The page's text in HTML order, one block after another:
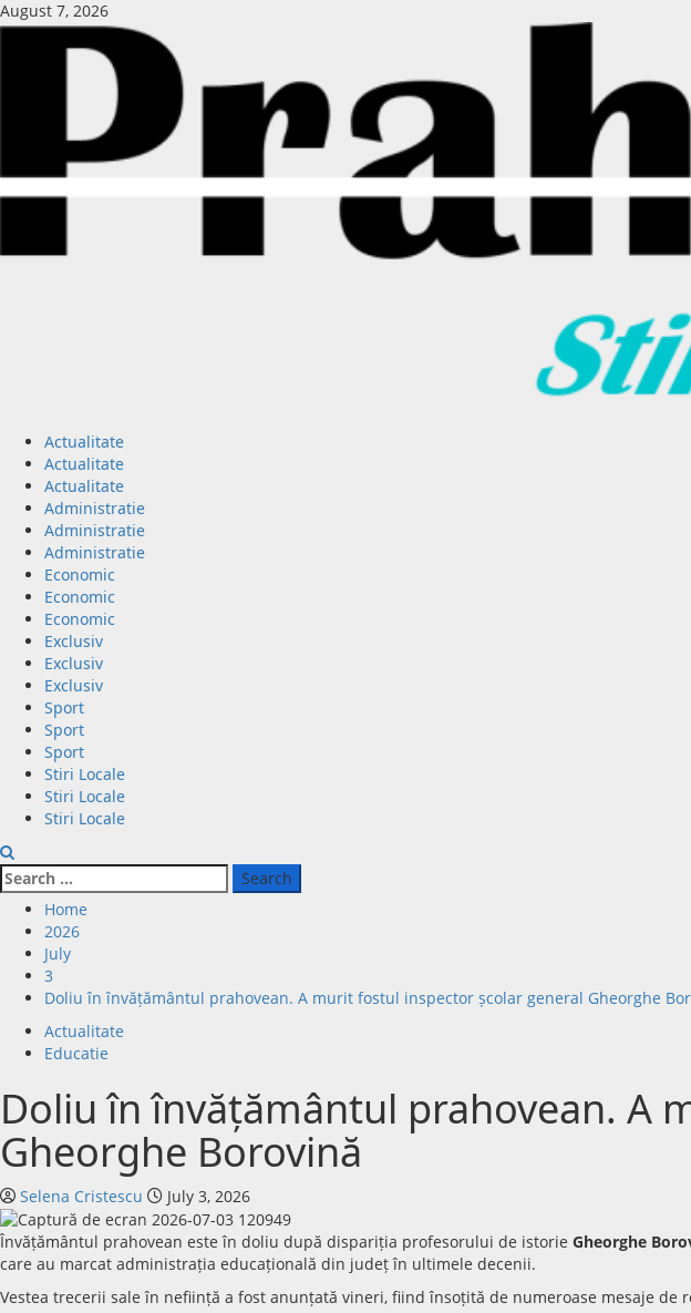
August 7, 2026
Actualitate
Actualitate
Actualitate
Administratie
Administratie
Administratie
Economic
Economic
Economic
Exclusiv
Exclusiv
Exclusiv
Sport
Sport
Sport
Stiri Locale
Stiri Locale
Stiri Locale
Home
2026
July
3
Doliu în învățământul prahovean. A murit fostul inspector școlar general Gheorghe
Actualitate
Educatie
Doliu în învățământul prahovean. A
Gheorghe Borovină
Selena Cristescu July 3, 2026
Învățământul prahovean este în doliu după dispariția profesorului de istorie Gheorghe
care au marcat administrația educațională din județ în ultimele decenii.
Vestea trecerii sale în neființă a fost anunțată vineri, fiind însoțită de numeroase mesaje